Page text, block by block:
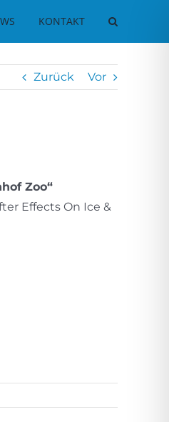
KONTAKT
Zurück Vor
Zoo“
Effects On Ice &